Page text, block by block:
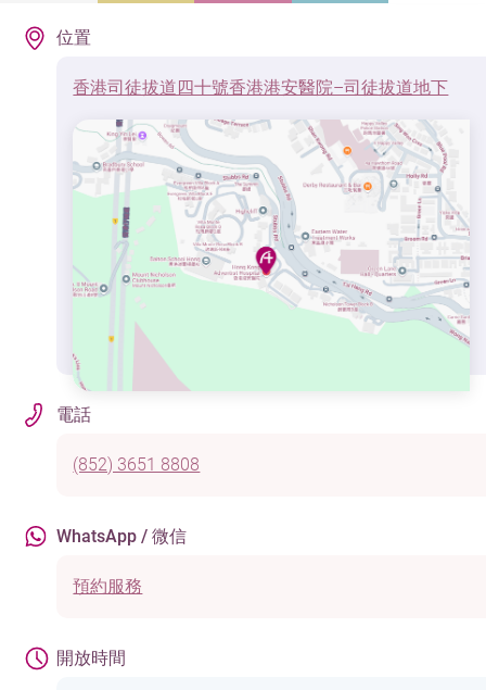
位置
香港司徒拔道四十號香港港安醫院–司徒拔道地下
電話
(852) 3651 8808
WhatsApp / 微信
預約服務
開放時間